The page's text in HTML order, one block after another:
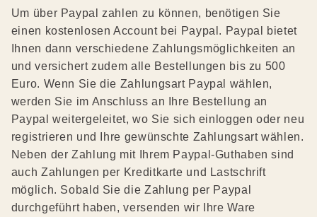
Um über Paypal zahlen zu können, benötigen Sie
einen kostenlosen Account bei Paypal. Paypal bietet
Ihnen dann verschiedene Zahlungsmöglichkeiten an
und versichert zudem alle Bestellungen bis zu 500
Euro. Wenn Sie die Zahlungsart Paypal wählen,
werden Sie im Anschluss an Ihre Bestellung an
Paypal weitergeleitet, wo Sie sich einloggen oder neu
registrieren und Ihre gewünschte Zahlungsart wählen.
Neben der Zahlung mit Ihrem Paypal-Guthaben sind
auch Zahlungen per Kreditkarte und Lastschrift
möglich. Sobald Sie die Zahlung per Paypal
durchgeführt haben, versenden wir Ihre Ware